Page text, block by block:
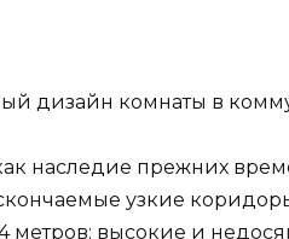
дизайн комнаты в
наследие прежних
узкие
метров; высокие и